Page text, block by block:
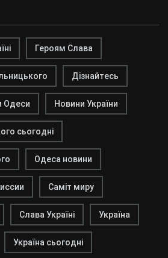
Героям Слава
Дізнайтесь
Одеси Новини України
сьогодні
Одеса новини
Саміт миру
Слава Україні Україна
Україна сьогодні